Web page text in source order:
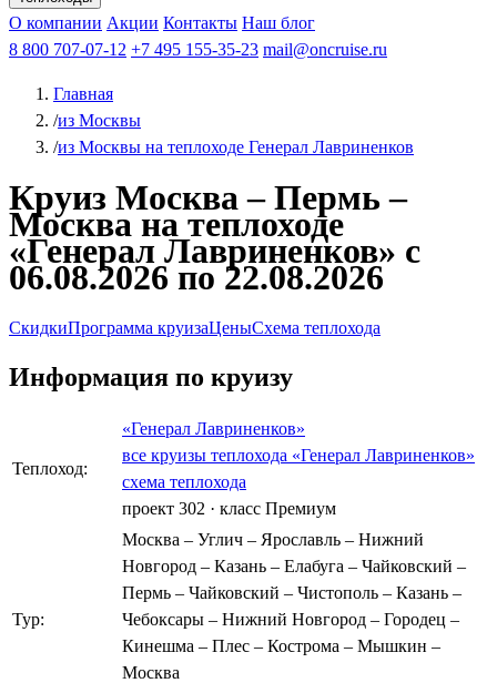
Чебоксарыиз Волгоградаиз Саратова Все города
КазаньВ Нижний НовгородВ ПермьВ Ростов-на-Дону
РыбинскНа СоловкиНа ВалаамПо ОкеПо Енисею
Афанасий Никитин Октябрьская революция
ФединАлександр СвешниковИван
МироновА.С.Попов
О компании Акции Контакты Наш блог
8 800 707-07-12 +7 495 155-35-23 mail@oncruise.ru
Главная
/из Москвы
/из Москвы на теплоходе Генерал Лавриненков
Круиз Москва – Пермь –
Москва на теплоходе
«Генерал Лавриненков» с
06.08.2026 по 22.08.2026
СкидкиПрограмма круизаЦеныСхема теплохода
Информация по круизу
Теплоход:
«Генерал Лавриненков»
все круизы теплохода «Генерал Лавриненков»
схема теплохода
проект 302 · класс Премиум
Тур:
Москва – Углич – Ярославль – Нижний
Новгород – Казань – Елабуга – Чайковский –
Пермь – Чайковский – Чистополь – Казань –
Чебоксары – Нижний Новгород – Городец –
Кинешма – Плес – Кострома – Мышкин –
Москва